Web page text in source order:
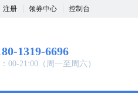
注册 领券中心 控制台
1319-6696
00-21:00（周一至周六）